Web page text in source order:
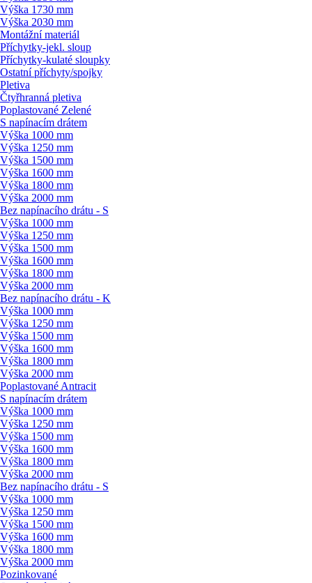
Výška 1730 mm
Výška 2030 mm
Montážní materiál
Příchytky-jekl. sloup
Příchytky-kulaté sloupky
Ostatní příchyty/spojky
Pletiva
Čtyřhranná pletiva
Poplastované Zelené
S napínacím drátem
Výška 1000 mm
Výška 1250 mm
Výška 1500 mm
Výška 1600 mm
Výška 1800 mm
Výška 2000 mm
Bez napínacího drátu - S
Výška 1000 mm
Výška 1250 mm
Výška 1500 mm
Výška 1600 mm
Výška 1800 mm
Výška 2000 mm
Bez napínacího drátu - K
Výška 1000 mm
Výška 1250 mm
Výška 1500 mm
Výška 1600 mm
Výška 1800 mm
Výška 2000 mm
Poplastované Antracit
S napínacím drátem
Výška 1000 mm
Výška 1250 mm
Výška 1500 mm
Výška 1600 mm
Výška 1800 mm
Výška 2000 mm
Bez napínacího drátu - S
Výška 1000 mm
Výška 1250 mm
Výška 1500 mm
Výška 1600 mm
Výška 1800 mm
Výška 2000 mm
Pozinkované